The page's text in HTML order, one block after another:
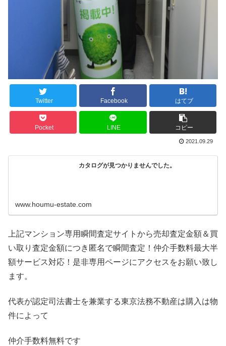
Twitter Facebook はてブ
Pocket LINE コピー
2021.09.29
カタログが見つかりませんでした。
www.houmu-estate.com
上記マンション専用瞬間査定サイトから売却査定金額＆買
い取り査定金額につき匿名で瞬間査定！仲介手数料最大半
額サービス対応！是非専用ページにアクセスをお願い致し
ます。
代表が認定司法書士を兼業する東京法務不動産は購入は物
件によって
仲介手数料無料です